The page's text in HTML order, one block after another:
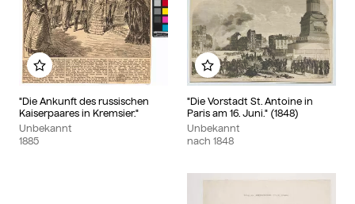
"Die Ankunft des russischen
Kaiserpaares in Kremsier."
Unbekannt
1885
Zu meinem Album hinzufügen
"Die Vorstadt St. Antoine in
Paris am 16. Juni." (1848)
Unbekannt
nach 1848
Zu meinem Album